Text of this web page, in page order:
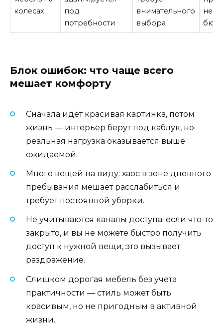
колесах
под
потребности
внимательного
выбора
Блок ошибок: что чаще всего
мешает комфорту
Сначала идёт красивая картинка, потом
жизнь — интерьер берут под каблук, но
реальная нагрузка оказывается выше
ожидаемой.
Много вещей на виду: хаос в зоне дневного
пребывания мешает расслабиться и
требует постоянной уборки.
Не учитываются каналы доступа: если что-то
закрыто, и вы не можете быстро получить
доступ к нужной вещи, это вызывает
раздражение.
Слишком дорогая мебель без учета
практичности — стиль может быть
красивым, но не пригодным в активной
жизни.